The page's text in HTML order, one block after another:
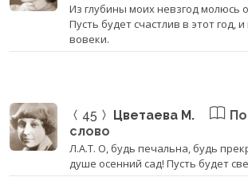
Из глубины моих невзгод молюсь
Пусть будет счастлив в этот год,
вовеки.
45 Цветаева М.
слово
Л.А.Т. О, будь печальна, будь
душе осенний сад! Пусть будет